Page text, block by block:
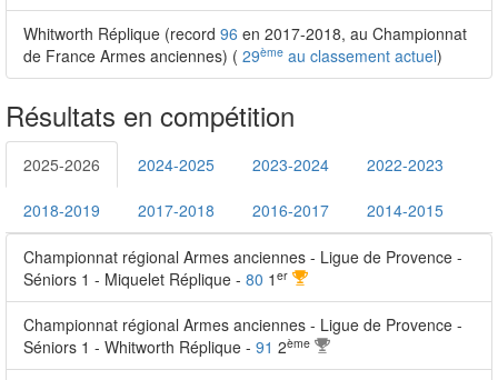
Whitworth Réplique (record 96 en 2017-2018, au Championnat
de France Armes anciennes) ( 29ème au classement actuel)
Résultats en compétition
2025-2026 2024-2025 2023-2024 2022-2023
2018-2019 2017-2018 2016-2017 2014-2015
Championnat régional Armes anciennes - Ligue de Provence -
Séniors 1 - Miquelet Réplique - 80 1 er
Championnat régional Armes anciennes - Ligue de Provence -
Séniors 1 - Whitworth Réplique - 91 2ème